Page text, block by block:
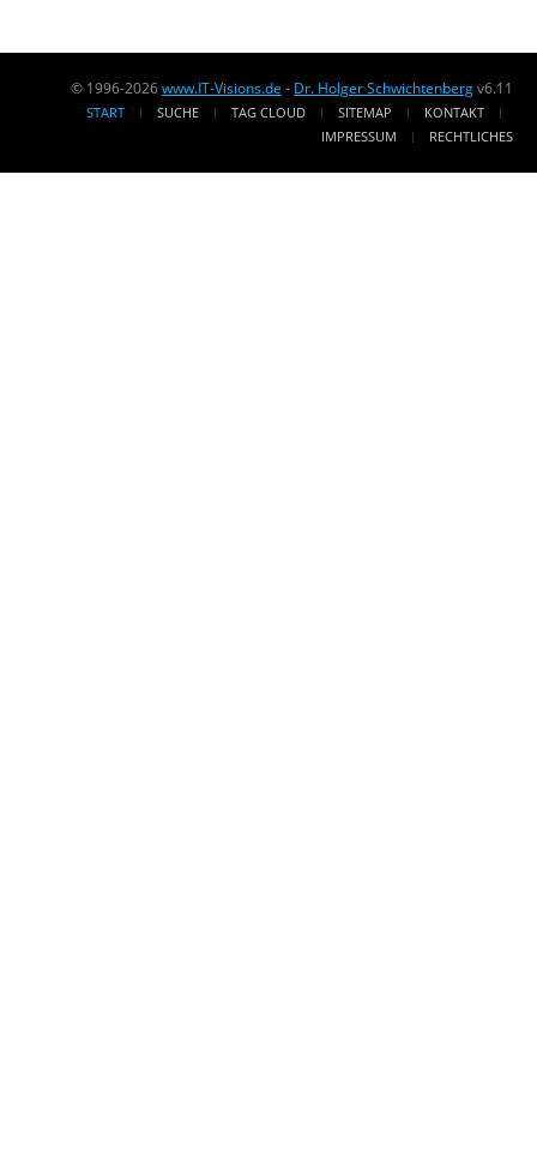
© 1996-2026www.IT-Visions.de - Dr. Holger Schwichtenbergv6.11
START SUCHE TAG CLOUD SITEMAP
KONTAKT
IMPRESSUM
RECHTLICHES